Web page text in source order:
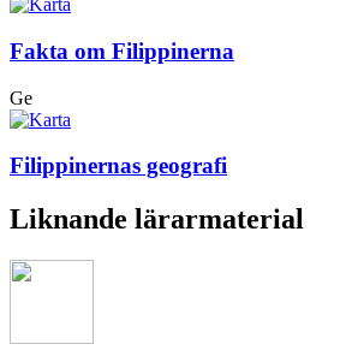
Fakta om Filippinerna
Ge
Filippinernas geografi
Liknande lärarmaterial